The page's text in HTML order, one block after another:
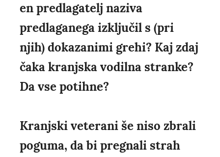
en predlagatelj naziva
predlaganega izključil s (pri
njih) dokazanimi grehi? Kaj zdaj
čaka kranjska vodilna stranke?
Da vse potihne?
Kranjski veterani še niso zbrali
poguma, da bi pregnali strah